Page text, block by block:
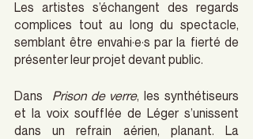
Les artistes s’échangent des regards
complices tout au long du spectacle,
semblant être envahi·e·s par la fierté de
présenter leur projet devant public.
Dans Prison de verre, les synthétiseurs
et la voix soufflée de Léger s’unissent
dans un refrain aérien, planant. La